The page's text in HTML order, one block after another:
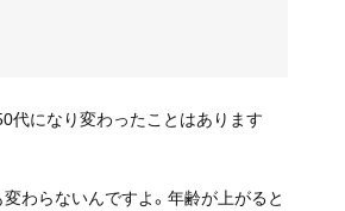
になり変わったことはあります
わらないんですよ。年齢が上がると